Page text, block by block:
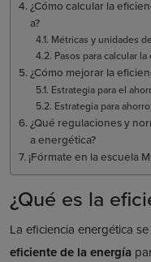
¿Cómo calcular la
a?
Métricas y unidades
Pasos para calcular
¿Cómo mejorar la
Estrategia para el
Estrategia para
¿Qué regulaciones y
a energética?
¡Fórmate en la escuela
¿Qué es la
La eficiencia energética
eficiente de la energía